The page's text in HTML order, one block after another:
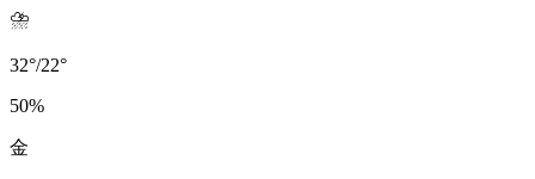
⛈️
32°/22°
50%
金